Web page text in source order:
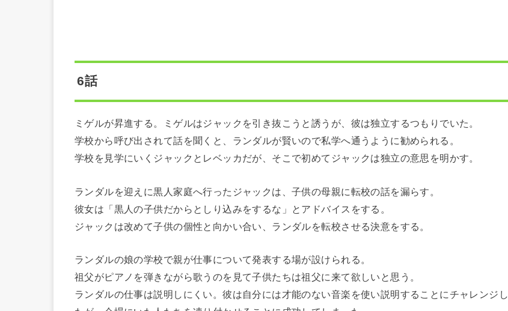
6話
ミゲルが昇進する。ミゲルはジャックを引き抜こうと誘うが、彼は独立するつもりでいた。
学校から呼び出されて話を聞くと、ランダルが賢いので私学へ通うように勧められる。
学校を見学にいくジャックとレベッカだが、そこで初めてジャックは独立の意思を明かす。
ランダルを迎えに黒人家庭へ行ったジャックは、子供の母親に転校の話を漏らす。
彼女は「黒人の子供だからとしり込みをするな」とアドバイスをする。
ジャックは改めて子供の個性と向かい合い、ランダルを転校させる決意をする。
ランダルの娘の学校で親が仕事について発表する場が設けられる。
祖父がピアノを弾きながら歌うのを見て子供たちは祖父に来て欲しいと思う。
ランダルの仕事は説明しにくい。彼は自分には才能のない音楽を使い説明することにチャレンジし